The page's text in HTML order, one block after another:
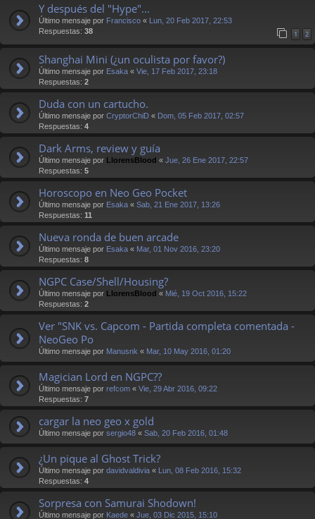
Y después del "Hype"...
Último mensaje por Francisco « Lun, 20 Feb 2017, 22:53
Respuestas: 38 1 2
Shanghai Mini (¿un oculista por favor?)
Último mensaje por Esaka « Vie, 17 Feb 2017, 23:18
Respuestas: 2
Duda con un cartucho.
Último mensaje por CryptorChiD « Dom, 05 Feb 2017, 02:57
Respuestas: 4
Dark Arms, review y guía
Último mensaje por LlorensBlood « Jue, 26 Ene 2017, 22:57
Respuestas: 5
Horoscopo en Neo Geo Pocket
Último mensaje por Esaka « Sab, 21 Ene 2017, 13:26
Respuestas: 11
Nueva ronda de buen arcade
Último mensaje por Esaka « Mar, 01 Nov 2016, 23:20
Respuestas: 8
NGPC Case/Shell/Housing?
Último mensaje por LlorensBlood « Mié, 19 Oct 2016, 15:22
Respuestas: 2
Ver "SNK vs. Capcom - Partida completa comentada -
NeoGeo Po
Último mensaje por Manusnk « Mar, 10 May 2016, 01:20
Magician Lord en NGPC??
Último mensaje por refcom « Vie, 29 Abr 2016, 09:22
Respuestas: 7
cargar la neo geo x gold
Último mensaje por sergio48 « Sab, 20 Feb 2016, 01:48
¿Un pique al Ghost Trick?
Último mensaje por davidvaldivia « Lun, 08 Feb 2016, 15:32
Respuestas: 4
Sorpresa con Samurai Shodown!
Último mensaje por Kaede « Jue, 03 Dic 2015, 15:10